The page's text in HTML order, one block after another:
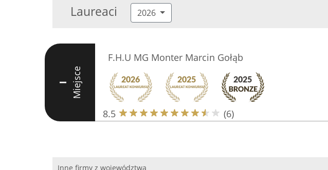
Laureaci 2026
I Miejsce
F.H.U MG Monter Marcin Gołąb
8.5 (6)
Inne firmy z województwa